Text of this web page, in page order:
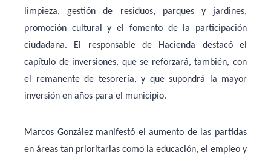
limpieza, gestión de residuos, parques y jardines,
promoción cultural y el fomento de la participación
ciudadana. El responsable de Hacienda destacó el
capítulo de inversiones, que se reforzará, también, con
el remanente de tesorería, y que supondrá la mayor
inversión en años para el municipio.
Marcos González manifestó el aumento de las partidas
en áreas tan prioritarias como la educación, el empleo y